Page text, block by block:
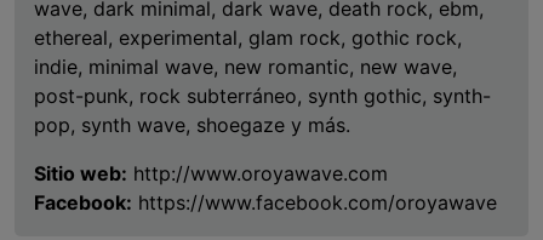
wave, dark minimal, dark wave, death rock, ebm,
ethereal, experimental, glam rock, gothic rock,
indie, minimal wave, new romantic, new wave,
post-punk, rock subterráneo, synth gothic, synth-
pop, synth wave, shoegaze y más.
Sitio web: http://www.oroyawave.com
Facebook: https://www.facebook.com/oroyawave